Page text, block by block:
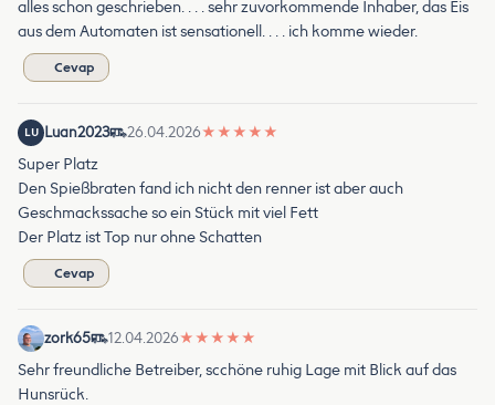
alles schon geschrieben. . . . sehr zuvorkommende Inhaber, das Eis
aus dem Automaten ist sensationell. . . . ich komme wieder.
Cevap
LU Luan2023 26.04.2026★ ★ ★ ★ ★
Super Platz
Den Spießbraten fand ich nicht den renner ist aber auch
Geschmackssache so ein Stück mit viel Fett
Der Platz ist Top nur ohne Schatten
Cevap
zork65 12.04.2026★ ★ ★ ★ ★
Sehr freundliche Betreiber, scchöne ruhig Lage mit Blick auf das
Hunsrück.